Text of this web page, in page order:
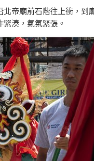
帝廟前石階往上衝，到
湊，氣氛緊張。